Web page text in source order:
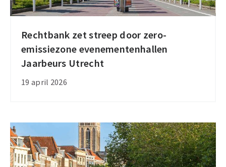
Rechtbank zet streep door zero-
emissiezone evenementenhallen
Jaarbeurs Utrecht
19 april 2026
Rechtbank
zet
streep
door
evenementenhallen
Jaarbeurs
Utrecht